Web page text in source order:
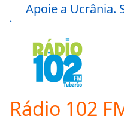
Backward
Current
Time0:00
Apoie a Ucrânia.
Rádio 102